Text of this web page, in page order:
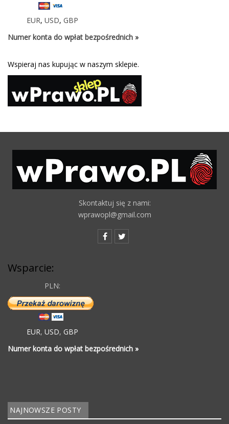
EUR, USD, GBP
Numer konta do wpłat bezpośrednich »
Wspieraj nas kupując w naszym sklepie.
Skontaktuj się z nami:
wprawopl@gmail.com
Wsparcie:
PLN:
EUR, USD, GBP
Numer konta do wpłat bezpośrednich »
NAJNOWSZE POSTY